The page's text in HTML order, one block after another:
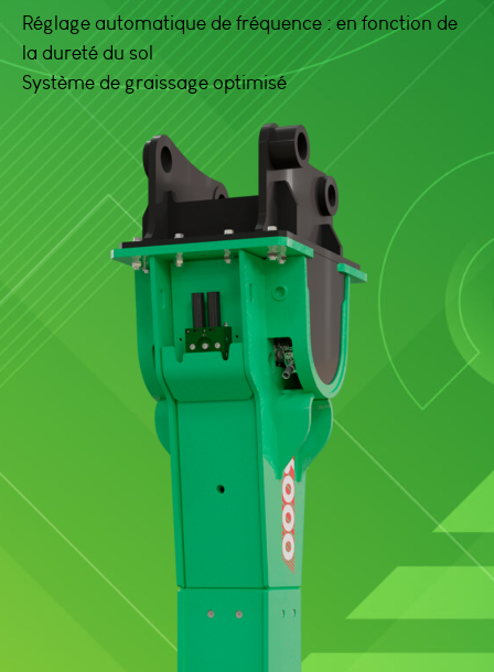
Réglage automatique de fréquence : en fonction de
la dureté du sol
Système de graissage optimisé